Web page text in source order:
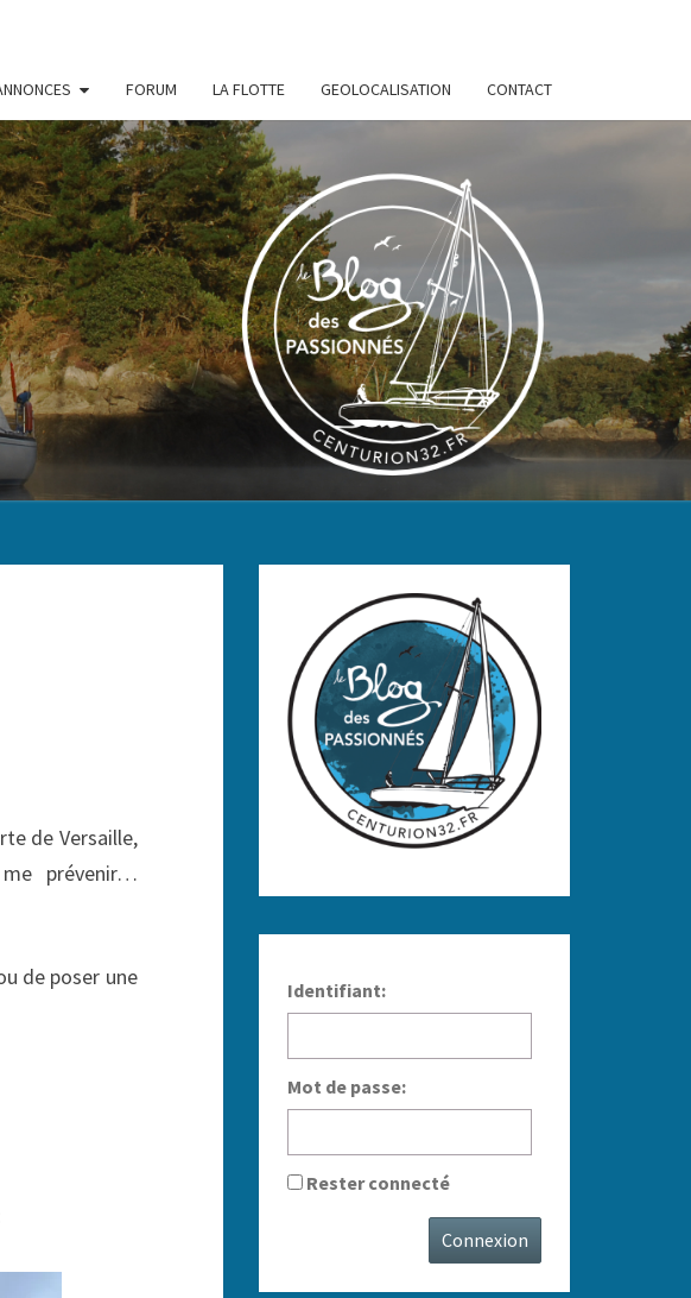
FORUM LA FLOTTE GEOLOCALISATION CONTACT
32
de Versaille,
prévenir…
de poser une
Identifiant:
Mot de passe:
Rester connecté
Connexion